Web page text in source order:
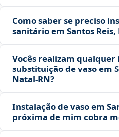
Como saber se preciso
sanitário em Santos Reis,
Vocês realizam qualquer
substituição de vaso em
Natal‑RN?
Instalação de vaso em
próxima de mim cobra